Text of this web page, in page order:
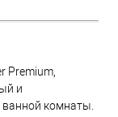
Premium,
и
комнаты.